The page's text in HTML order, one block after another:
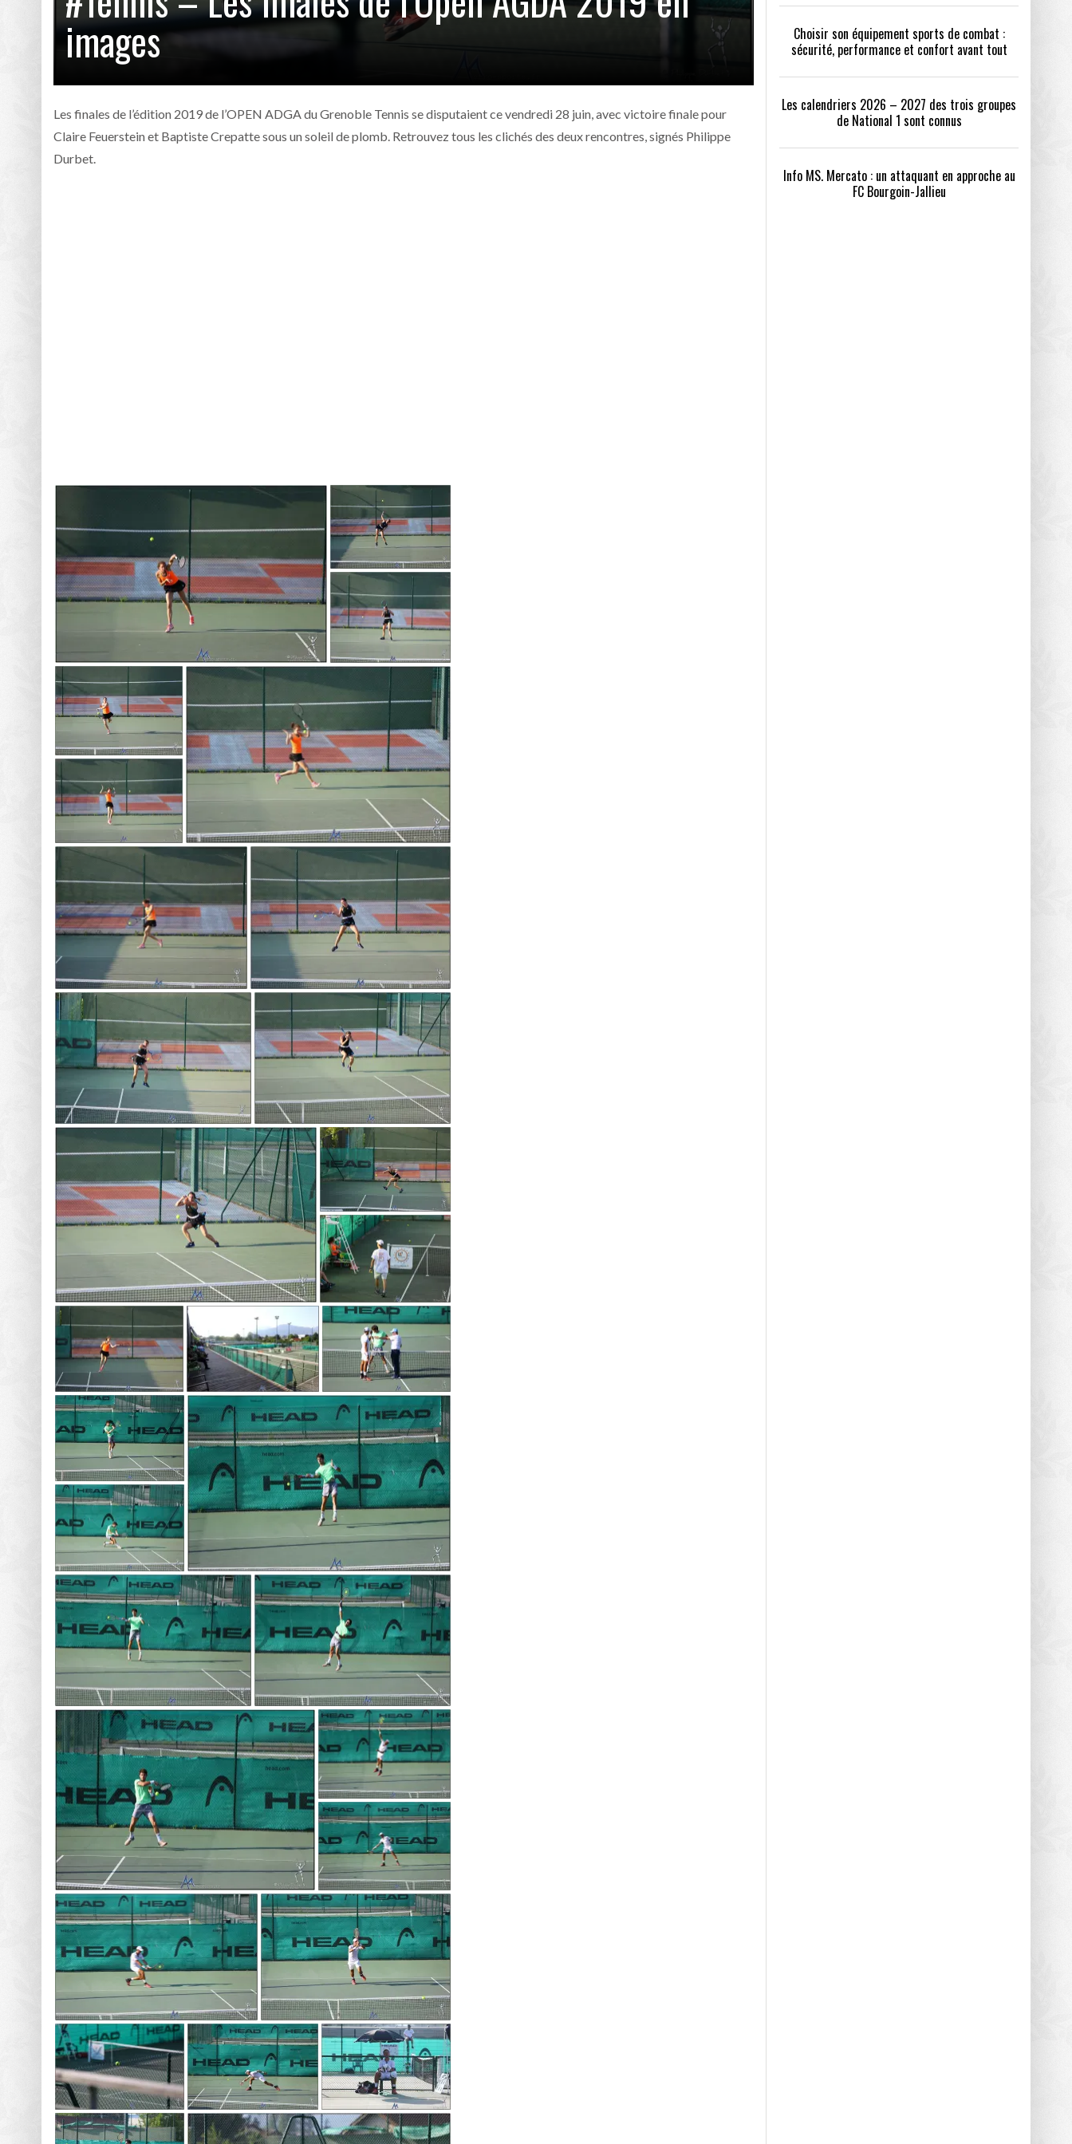
images
Les finales de l’édition 2019 de l’OPEN ADGA du Grenoble Tennis se disputaient ce vendredi 28 juin, avec victoire finale pour
Claire Feuerstein et Baptiste Crepatte sous un soleil de plomb. Retrouvez tous les clichés des deux rencontres, signés Philippe
Durbet.
Choisir son équipement sports de combat :
sécurité, performance et confort avant tout
Les calendriers 2026 – 2027 des trois groupes
de National 1 sont connus
Info MS. Mercato : un attaquant en approche au
FC Bourgoin-Jallieu